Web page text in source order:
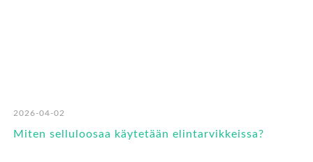
2026-04-02
Miten selluloosaa käytetään elintarvikkeissa?